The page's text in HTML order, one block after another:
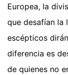
Europea, la
que desafían la
escépticos
diferencia es
de quienes no